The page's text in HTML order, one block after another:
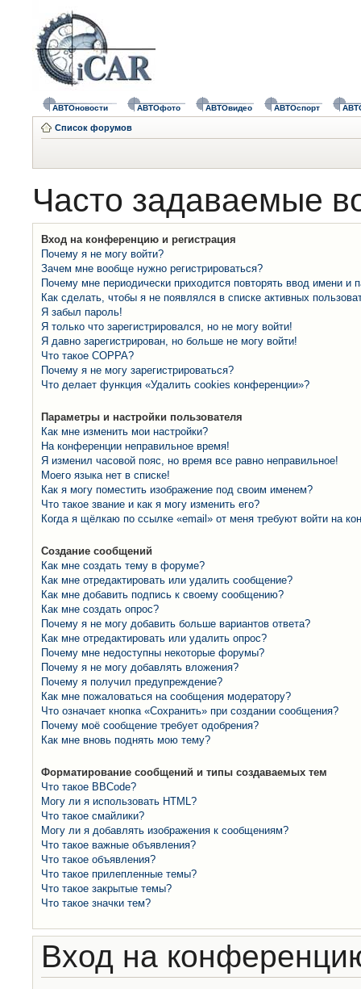
АВТОновости АВТОфото АВТОвидео АВТОспорт
Список форумов
Часто задаваемые
Вход на конференцию и регистрация
Почему я не могу войти?
Зачем мне вообще нужно регистрироваться?
Почему мне периодически приходится повторять ввод имени и
Как сделать, чтобы я не появлялся в списке активных
Я забыл пароль!
Я только что зарегистрировался, но не могу войти!
Я давно зарегистрирован, но больше не могу войти!
Что такое COPPA?
Почему я не могу зарегистрироваться?
Что делает функция «Удалить cookies конференции»?
Параметры и настройки пользователя
Как мне изменить мои настройки?
На конференции неправильное время!
Я изменил часовой пояс, но время все равно неправильное!
Моего языка нет в списке!
Как я могу поместить изображение под своим именем?
Что такое звание и как я могу изменить его?
Когда я щёлкаю по ссылке «email» от меня требуют войти на
Создание сообщений
Как мне создать тему в форуме?
Как мне отредактировать или удалить сообщение?
Как мне добавить подпись к своему сообщению?
Как мне создать опрос?
Почему я не могу добавить больше вариантов ответа?
Как мне отредактировать или удалить опрос?
Почему мне недоступны некоторые форумы?
Почему я не могу добавлять вложения?
Почему я получил предупреждение?
Как мне пожаловаться на сообщения модератору?
Что означает кнопка «Сохранить» при создании сообщения?
Почему моё сообщение требует одобрения?
Как мне вновь поднять мою тему?
Форматирование сообщений и типы создаваемых тем
Что такое BBCode?
Могу ли я использовать HTML?
Что такое смайлики?
Могу ли я добавлять изображения к сообщениям?
Что такое важные объявления?
Что такое объявления?
Что такое прилепленные темы?
Что такое закрытые темы?
Что такое значки тем?
Вход на